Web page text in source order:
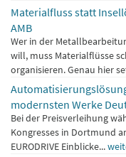
Materialfluss statt
AMB
Wer in der
will, muss Materialflüsse
organisieren. Genau hier
modernsten Werke
Bei der Preisverleihung
Kongresses in Dortmund
EURODRIVE Einblicke...